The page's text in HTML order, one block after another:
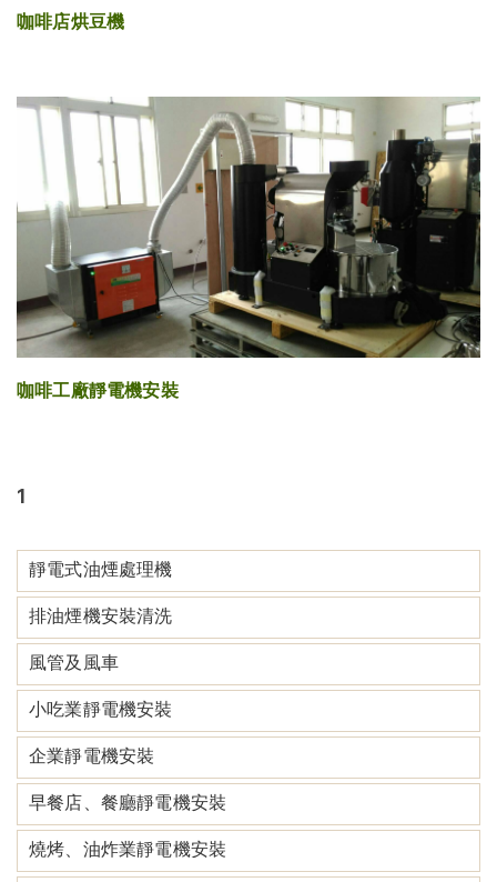
咖啡店烘豆機
咖啡工廠靜電機安裝
1
靜電式油煙處理機
排油煙機安裝清洗
風管及風車
小吃業靜電機安裝
企業靜電機安裝
早餐店、餐廳靜電機安裝
燒烤、油炸業靜電機安裝